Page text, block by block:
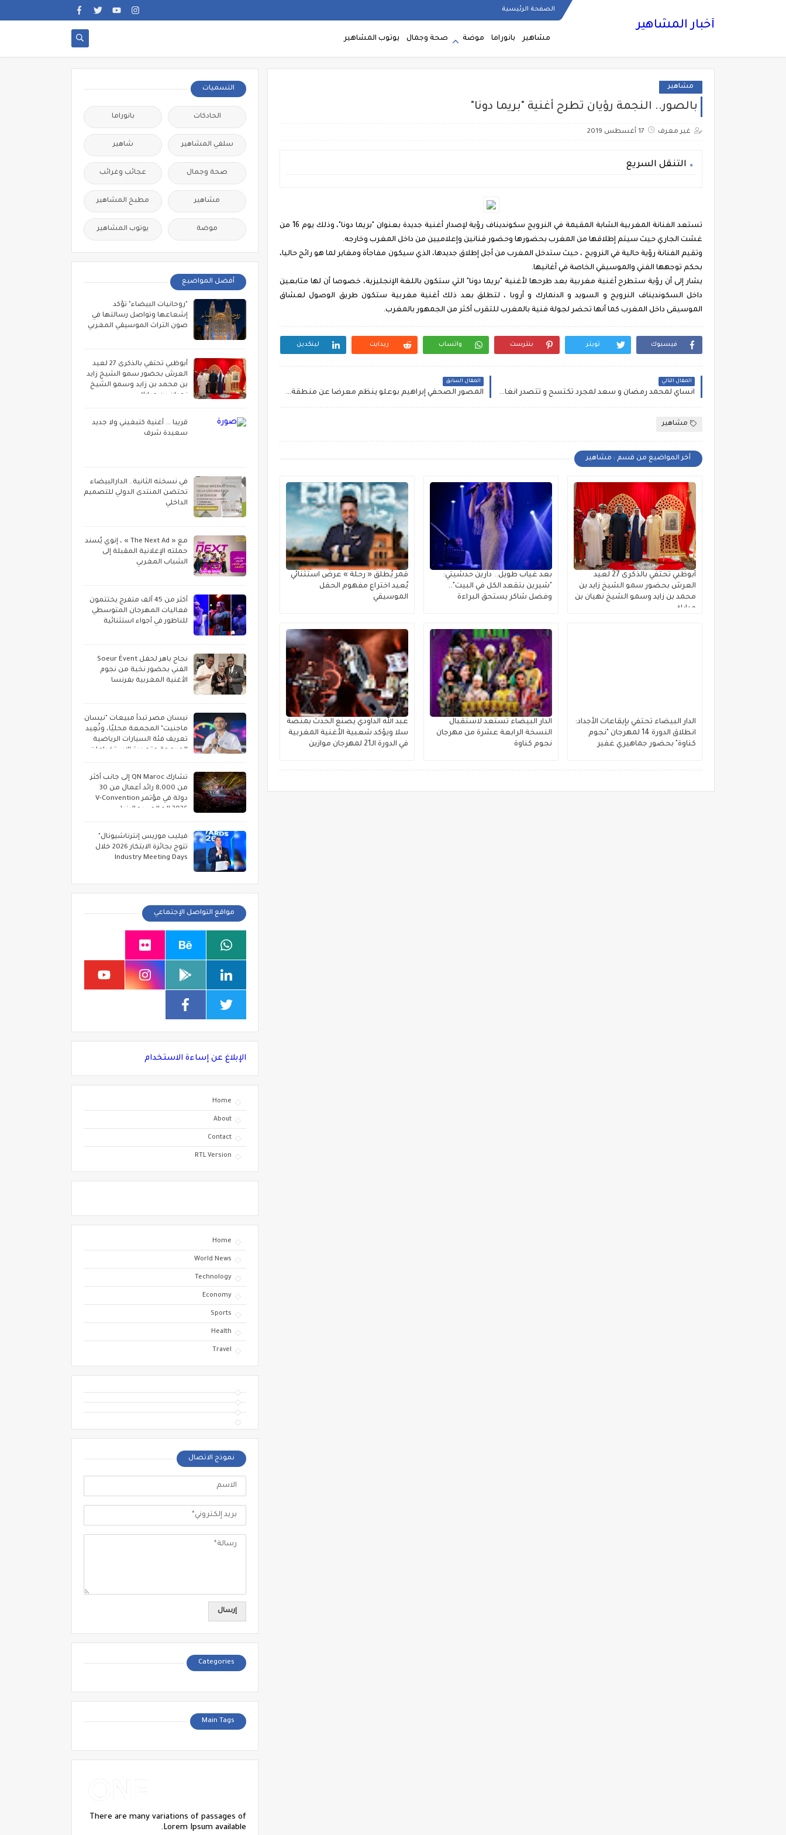
الصفحة الرئيسية
أخبار المشاهير
مشاهير بانوراما موضة صحة وجمال يوتوب المشاهير
مشاهير
بالصور.. النجمة رؤيان تطرح أغنية "بريما دونا"
غير معرف 17 أغسطس 2019
التنقل السريع
تستعد الفنانة المغربية الشابة المقيمة في النرويج سكونديناف رؤية لإصدار أغنية جديدة بعنوان "بريما دونا"، وذلك يوم 16 من
غشت الجاري حيث سيتم إطلاقها من المغرب بحضورها وحضور فنانين وإعلاميين من داخل المغرب وخارجه.
وتقيم الفنانة رؤية حالية في النرويج ، حيث ستدخل المغرب من أجل إطلاق جديدها، الذي سيكون مفاجأة ومغاير لما هو رائج حاليا،
بحكم توجهها الفني والموسيقي الخاصة في أغانيها.
يشار إلى أن رؤية ستطرح أغنية مغربية بعد طرحها لأغنية "بريما دونا" التي ستكون باللغة الإنجليزية، خصوصا أن لها متابعين
داخل السكونديناف النرويج و السويد و الدنمارك و أروبا ، لتطلق بعد ذلك أغنية مغربية ستكون طريق الوصول لعشاق
الموسيقى داخل المغرب كما أنها تحضر لجولة فنية بالمغرب للتقرب أكثر من الجمهور بالمغرب.
فيسبوك تويتر بنترست واتساب ريدايت لينكدين
المقال التالي
انساي لمحمد رمضان و سعد لمجرد تكتسح و تتصدر انغامي
المقال السابق
المصور الصحفي إبراهيم بوعلو ينظم معرضا عن منطقة أكرض تمنارت بإقليم طاطا
مشاهير
أخر المواضيع من قسم : مشاهير
أبوظبي تحتفي بالذكرى 27 لعيد
العرش بحضور سمو الشيخ زايد بن
محمد بن زايد وسمو الشيخ نهيان بن
مبارك
بعد غياب طويل.. دارين حدشيتي:
"شيرين بتقعد الكل في البيت"..
وفضل شاكر يستحق البراءة
قمر يُطلق « رحلة » عرضٌ استثنائي
يُعيد اختراع مفهوم الحفل
الموسيقي
الدار البيضاء تحتفي بإيقاعات الأجداد:
انطلاق الدورة 14 لمهرجان "نجوم
كناوة" بحضور جماهيري غفير
الدار البيضاء تستعد لاستقبال
النسخة الرابعة عشرة من مهرجان
نجوم كناوة
عبد الله الداودي يصنع الحدث بمنصة
سلا ويؤكد شعبية الأغنية المغربية
في الدورة الـ21 لمهرجان موازين
التسميات
الحادكات بانوراما
سلفي المشاهير شاهير
صحة وجمال عجائب وغرائب
مشاهير مطبخ المشاهير
موضة يوتوب المشاهير
أفضل المواضيع
"روحانيات البيضاء" تؤكد
إشعاعها وتواصل رسالتها في
صون التراث الموسيقي المغربي
أبوظبي تحتفي بالذكرى 27 لعيد
العرش بحضور سمو الشيخ زايد
بن محمد بن زايد وسمو الشيخ
نهيان بن مبارك
قريبا ... أغنية كتبغيني ولا جديد
سعيدة شرف
في نسخته الثانية.. الدارالبيضاء
تحتضن المنتدى الدولي للتصميم
الداخلي
مع « The Next Ad » ، إنوي يُسند
حملته الإعلانية المقبلة إلى
الشباب المغربي
أكثر من 45 ألف متفرج يختتمون
فعاليات المهرجان المتوسطي
للناظور في أجواء استثنائية
نجاح باهر لحفل Soeur Évent
الفني بحضور نخبة من نجوم
الأغنية المغربية بفرنسا
نيسان مصر تبدأ مبيعات "نيسان
ماجنيت" المجمعة محليًا، وتُعِيد
تعريف فئة السيارات الرياضية
المدمجة متعددة الاستخدامات
تشارك QN Maroc إلى جانب أكثر
من 8,000 رائد أعمال من 30
دولة في مؤتمر V-Convention
2026 العالمي بماليزيا
فيليب موريس إنترناشيونال"
تتوج بجائزة الابتكار 2026 خلال
Industry Meeting Days
مواقع التواصل الإجتماعي
الإبلاغ عن إساءة الاستخدام
Home
About
Contact
RTL Version
Home
World News
Technology
Economy
Sports
Health
Travel
نموذج الاتصال
Categories
Main Tags
There are many variations of passages of
Lorem Ipsum available.